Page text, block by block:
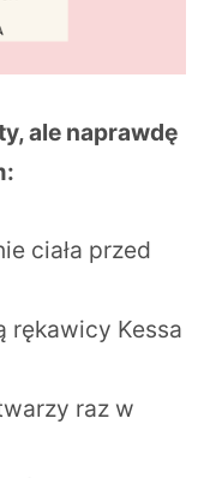
ale naprawdę
ciała przed
rękawicy Kessa
raz w